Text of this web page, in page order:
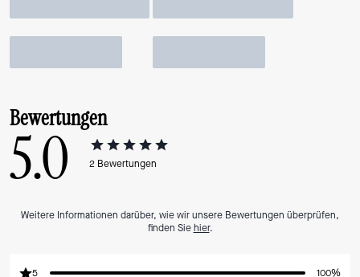
Bewertungen
5.0 2 Bewertungen
Weitere Informationen darüber, wie wir unsere Bewertungen überprüfen,
finden Siehier.
5
100%